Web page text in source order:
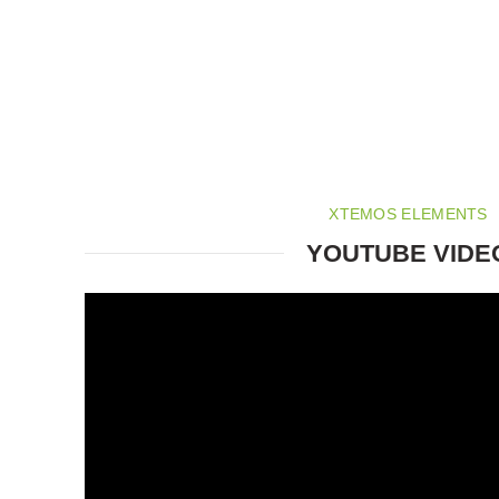
XTEMOS ELEMENTS
YOUTUBE